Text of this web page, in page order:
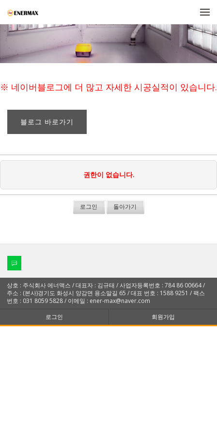
※ 네이버블로그에 더 많고 자세한 시공실적이 있습니다.
블로그 바로가기
권한이 없습니다.
로그인 돌아가기
상호 : 주식회사 에너맥스 / 대표자 : 김규태 / 사업자등록번호 : 784 86 00664 /
주소 : (본사)경기도 화성시 양감면 용소말길 65 / 대표 번호 : 1588 9251 / 팩스
번호 : 031 8059 5828 / 이메일 : ener-max@naver.com
로그인
회원가입